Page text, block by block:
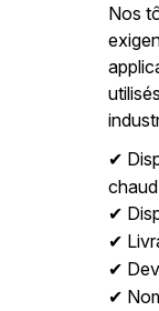
Nos
✔
✔
✔
✔
✔